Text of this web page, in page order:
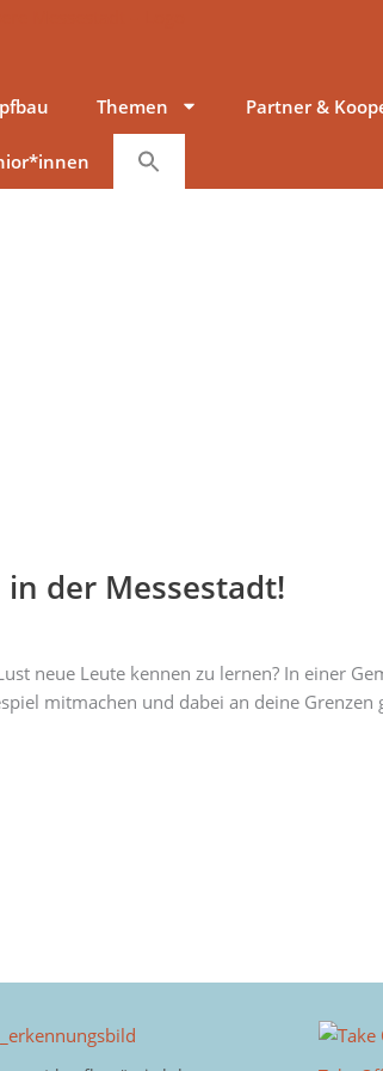
Themen Partner &
der Messestadt!
neue Leute kennen zu lernen? In einer
mitmachen und dabei an deine Grenzen